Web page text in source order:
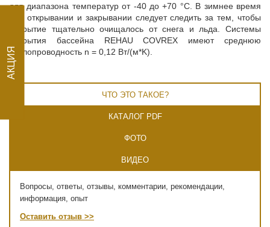
для диапазона температур от -40 до +70 °C. В зимнее время
при открывании и закрывании следует следить за тем, чтобы
покрытие тщательно очищалось от снега и льда. Системы
покрытия бассейна REHAU COVREX имеют среднюю
теплопроводность n = 0,12 Вт/(м*K).
ЧТО ЭТО ТАКОЕ?
КАТАЛОГ PDF
ФОТО
ВИДЕО
Вопросы, ответы, отзывы, комментарии, рекомендации,
информация, опыт
Оставить отзыв >>